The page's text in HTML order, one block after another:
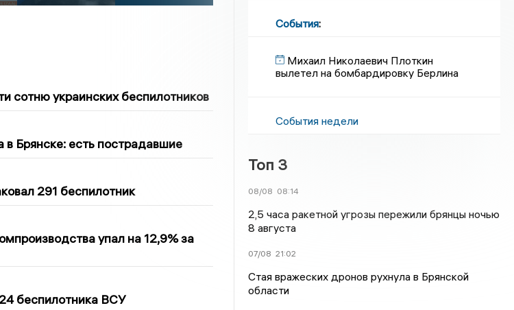
сотню украинских беспилотников
Брянске: есть пострадавшие
291 беспилотник
упал на 12,9% за
беспилотника ВСУ
События:
Михаил Николаевич Плоткин
вылетел на бомбардировку Берлина
События недели
Топ 3
08/08 08:14
2,5 часа ракетной угрозы пережили брянцы ночью
8 августа
07/08 21:02
Стая вражеских дронов рухнула в Брянской
области